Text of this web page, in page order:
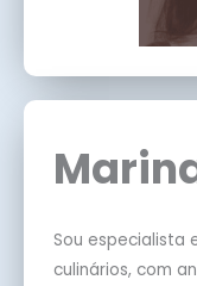
Sou especialista
culinários, com